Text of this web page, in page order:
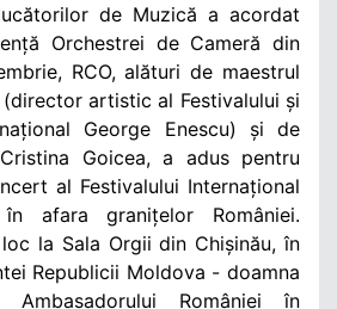
de Muzică a acordat
Orchestrei de Cameră din
RCO, alături de maestrul
artistic al Festivalului și
George Enescu) și de
Goicea, a adus pentru
al Festivalului Internațional
afara granițelor României.
la Sala Orgii din Chișinău, în
Republicii Moldova - doamna
României în